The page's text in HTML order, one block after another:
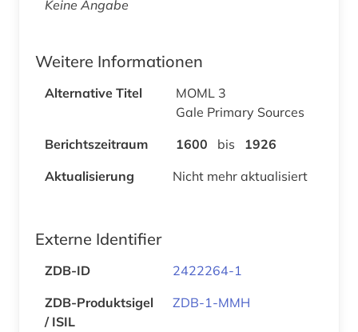
Keine Angabe
Weitere Informationen
Alternative Titel
MOML 3
Gale Primary Sources
Berichtszeitraum
1600 bis
1926
Aktualisierung
Nicht mehr aktualisiert
Externe Identifier
ZDB-ID
2422264-1
ZDB-Produktsigel
/ ISIL
ZDB-1-MMH